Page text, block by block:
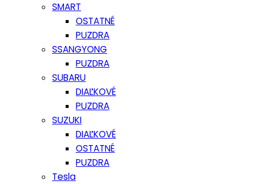
SMART
OSTATNÉ
PUZDRA
SSANGYONG
PUZDRA
SUBARU
DIAĽKOVÉ
PUZDRA
SUZUKI
DIAĽKOVÉ
OSTATNÉ
PUZDRA
Tesla